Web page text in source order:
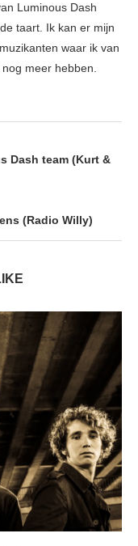
Luminous Dash
taart. Ik kan er mijn
waar ik van
meer hebben.
Dash team (Kurt &
(Radio Willy)